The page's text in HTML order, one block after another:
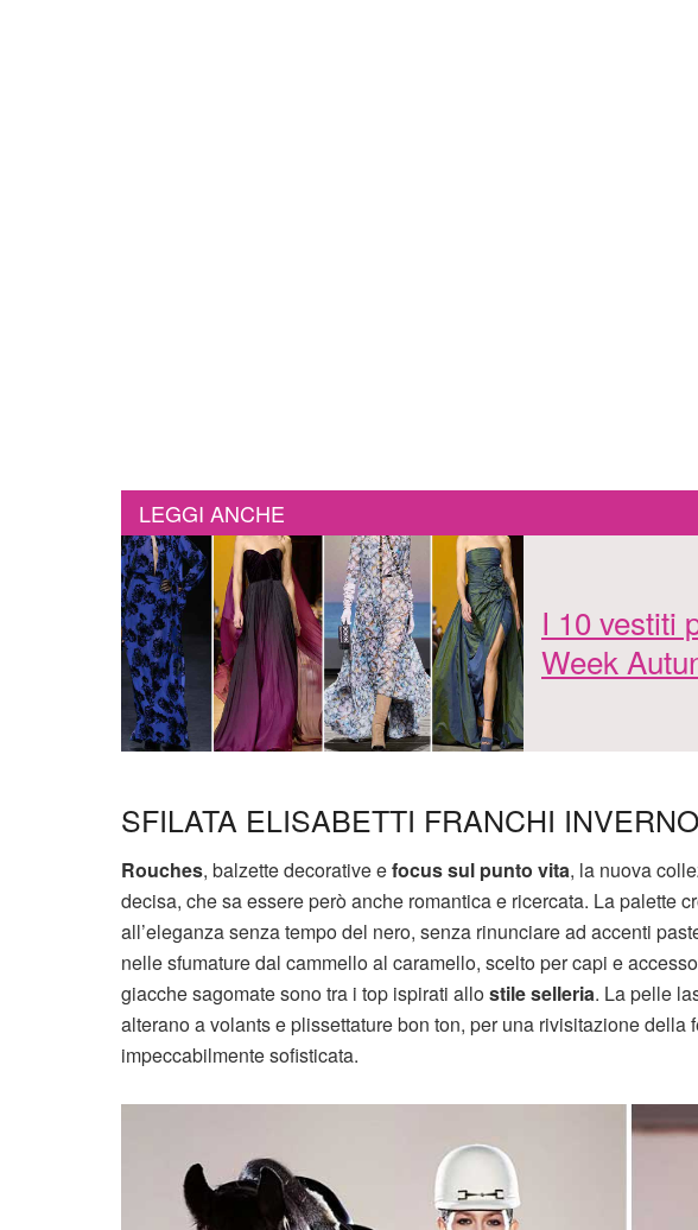
LEGGI ANCHE
I 10 vestiti
Week
SFILATA ELISABETTI FRANCHI
Rouches, balzette decorative efocus sul punto vita, la nuova
decisa, che sa essere però anche romantica e ricercata. La palette
all’eleganza senza tempo del nero, senza rinunciare ad accenti
nelle sfumature dal cammello al caramello, scelto per capi e
giacche sagomate sono tra i top ispirati allostile selleria. La pelle
alterano a volants e plissettature bon ton, per una rivisitazione
impeccabilmente sofisticata.